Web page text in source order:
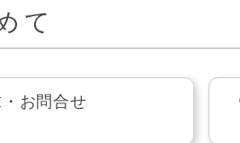
て
お問合せ